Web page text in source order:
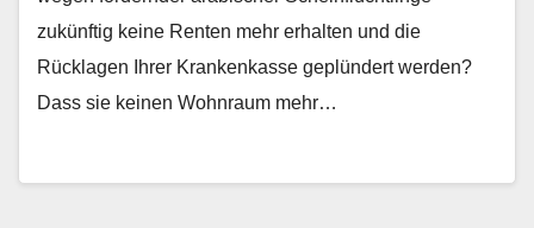
zukünftig keine Renten mehr erhalten und die
Rücklagen Ihrer Krankenkasse geplündert werden?
Dass sie keinen Wohnraum mehr…